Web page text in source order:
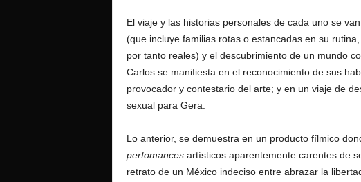
El viaje y las historias personales de cada uno se
(que incluye familias rotas o estancadas en su
por tanto reales) y el descubrimiento de un mundo
Carlos se manifiesta en el reconocimiento de sus
provocador y contestario del arte; y en un viaje de
sexual para Gera.
Lo anterior, se demuestra en un producto fílmico
perfomancesartísticos aparentemente carentes de
retrato de un México indeciso entre abrazar la